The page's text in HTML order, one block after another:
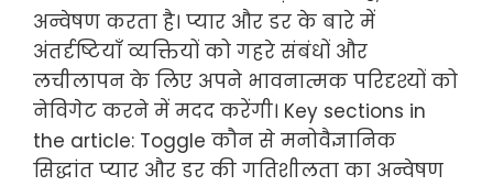
अन्वेषण करता है। प्यार और डर के बारे में
अंतर्दृष्टियाँ व्यक्तियों को गहरे संबंधों और
लचीलापन के लिए अपने भावनात्मक परिदृश्यों को
नेविगेट करने में मदद करेंगी। Key sections in
the article: Toggle कौन से मनोवैज्ञानिक
सिद्धांत प्यार और डर की गतिशीलता का अन्वेषण